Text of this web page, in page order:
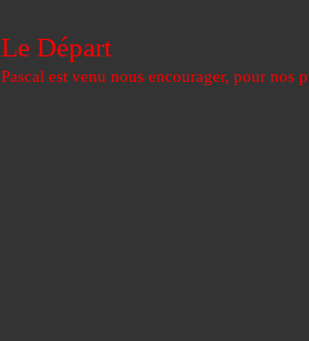
Le Départ
Pascal est venu nous encourager, pour nos